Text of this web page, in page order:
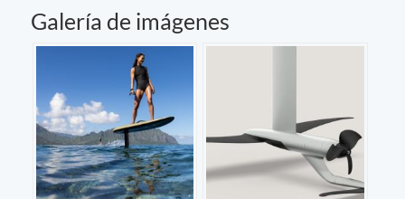
Galería de imágenes